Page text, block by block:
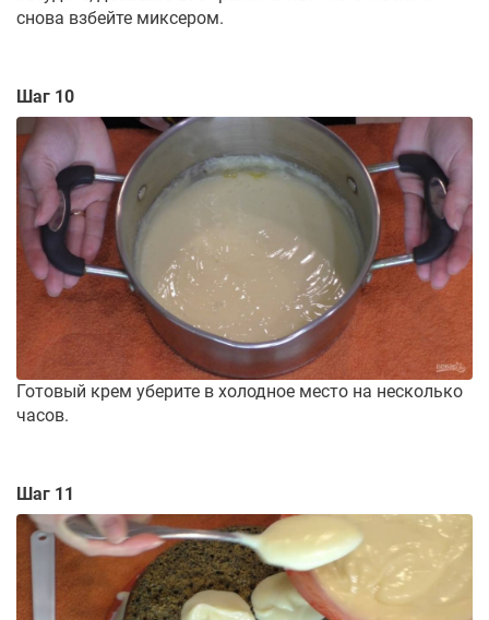
снова взбейте миксером.
Шаг 10
Готовый крем уберите в холодное место на несколько
часов.
Шаг 11